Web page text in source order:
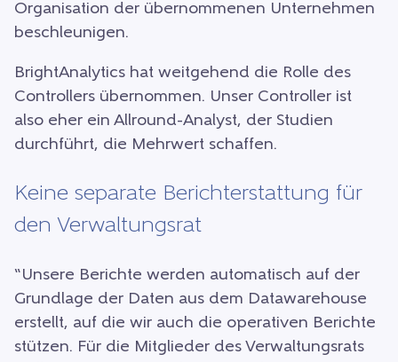
Organisation der übernommenen Unternehmen
beschleunigen.
BrightAnalytics hat weitgehend die Rolle des
Controllers übernommen. Unser Controller ist
also eher ein Allround-Analyst, der Studien
durchführt, die Mehrwert schaffen.
Keine separate Berichterstattung für
den Verwaltungsrat
“Unsere Berichte werden automatisch auf der
Grundlage der Daten aus dem Datawarehouse
erstellt, auf die wir auch die operativen Berichte
stützen. Für die Mitglieder des Verwaltungsrats